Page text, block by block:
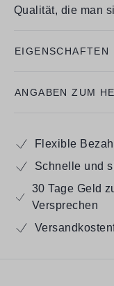
Qualität, die man
EIGENSCHAFTEN
ANGABEN ZUM
Flexible
Schnelle und
30 Tage Geld
Versprechen